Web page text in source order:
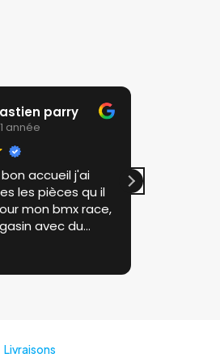
parry
année
accueil j'ai
les pièces qu il
mon bmx race,
avec du
sympathique.
a 100%
Livraisons